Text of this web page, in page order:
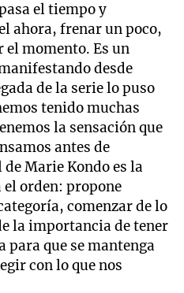
el tiempo y
ahora, frenar un poco,
momento. Es un
desde
de la serie lo puso
tenido muchas
la sensación que
antes de
Marie Kondo es la
orden: propone
comenzar de lo
la importancia de tener
para que se mantenga
con lo que nos